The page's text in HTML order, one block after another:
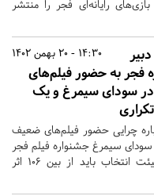
رایانه‌ای فجر را منتشر
14:30 - 20 بهمن 1402
فجر به حضور فیلم‌های
سودای سیمرغ و یک
چرایی حضور فیلم‌های ضعیف
سیمرغ جشنواره فیلم فجر
گفت: هیئت انتخاب باید از بین ۱۰۶ اثر